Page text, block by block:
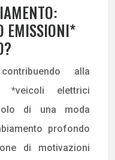
EMISSIONI*
alla
*veicoli elettrici
di una moda
profondo
di motivazioni